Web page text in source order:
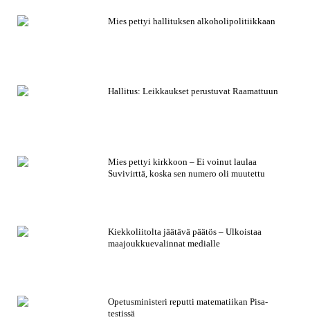
Mies pettyi hallituksen alkoholipolitiikkaan
Hallitus: Leikkaukset perustuvat Raamattuun
Mies pettyi kirkkoon – Ei voinut laulaa
Suvivirttä, koska sen numero oli muutettu
Kiekkoliitolta jäätävä päätös – Ulkoistaa
maajoukkuevalinnat medialle
Opetusministeri reputti matematiikan Pisa-
testissä